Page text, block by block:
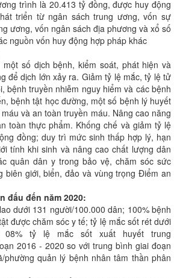
trình là 20.413 tỷ đồng, được huy động
triển từ ngân sách trung ương, vốn sự
ương, vốn ngân sách địa phương và xổ số
nguồn vốn huy động hợp pháp khác
số dịch bệnh, kiểm soát, phát hiện và
để dịch lớn xảy ra. Giảm tỷ lệ mắc, tỷ lệ tử
bệnh truyền nhiễm nguy hiểm và các bệnh
bệnh tật học đường, một số bệnh lý huyết
và an toàn truyền máu. Nâng cao năng
toàn thực phẩm. Khống chế và giảm tỷ lệ
đồng; duy trì mức sinh thấp hợp lý, hạn
tính khi sinh và nâng cao chất lượng dân
quân dân y trong bảo vệ, chăm sóc sức
biên giới, biển, đảo và vùng trọng Điểm an
đấu đến năm 2020:
dưới 131 người/100.000 dân; 100% bệnh
được chăm sóc y tế; tỷ lệ mắc sốt rét dưới
08% tỷ lệ mắc sốt xuất huyết trung
2016 - 2020 so với trung bình giai đoạn
phường quản lý bệnh nhân tâm thần phân